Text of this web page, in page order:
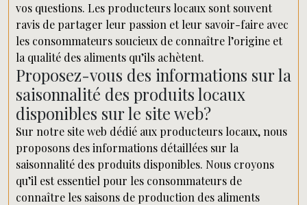
vos questions. Les producteurs locaux sont souvent
ravis de partager leur passion et leur savoir-faire avec
les consommateurs soucieux de connaître l’origine et
la qualité des aliments qu’ils achètent.
Proposez-vous des informations sur la
saisonnalité des produits locaux
disponibles sur le site web?
Sur notre site web dédié aux producteurs locaux, nous
proposons des informations détaillées sur la
saisonnalité des produits disponibles. Nous croyons
qu’il est essentiel pour les consommateurs de
connaître les saisons de production des aliments